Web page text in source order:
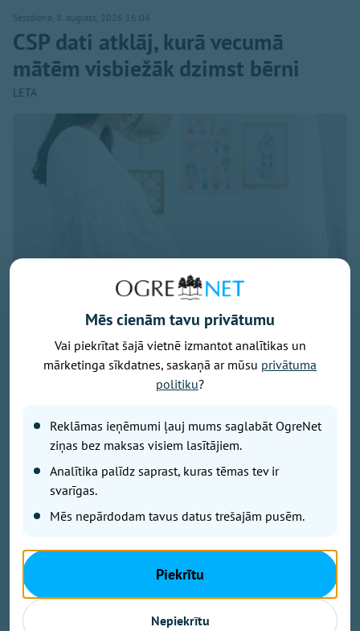
Sestdiena, 8. augusts, 2026 16:04
CSP dati atklāj, kurā vecumā
mātēm visbiežāk dzimst bērni
LETA
Foto: pexels.com
Latvijā turpina pieaugt māšu vidējais vecums bērna
pārvaldes (CSP) dati.
2025. gadā tas sasniedza 30,6 gadus, salīdzinot ar
30,4 gadiem gadu iepriekš un 28,6 gadiem 2010.
gadā.
Visvairāk bērnu joprojām dzimst mātēm vecumā no
30 līdz 34 gadiem. Šajā vecuma grupā reģistrēti 3766
jaundzimušie, kas veido gandrīz trešdaļu no visiem
jaundzimušajiem. Otrā lielākā grupa ir mātes vecumā
Mēs cienām tavu privātumu
Vai piekrītat šajā vietnē izmantot analītikas un
mārketinga sīkdatnes, saskaņā ar mūsu privātuma
politiku?
Reklāmas ieņēmumi ļauj mums saglabāt OgreNet
ziņas bez maksas visiem lasītājiem.
Analītika palīdz saprast, kuras tēmas tev ir
svarīgas.
Mēs nepārdodam tavus datus trešajām pusēm.
Piekrītu
Nepiekrītu